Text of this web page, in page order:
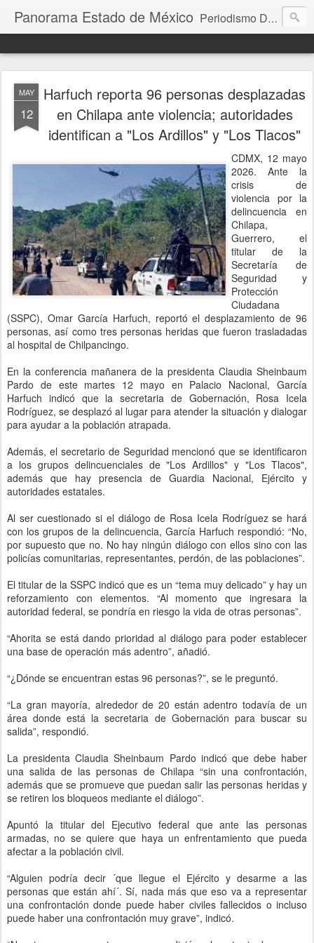
Panorama Estado de México Periodismo Digital
MAY
12
Harfuch reporta 96 personas desplazadas
en Chilapa ante violencia; autoridades
identifican a "Los Ardillos" y "Los Tlacos"
CDMX, 12 mayo
2026. Ante la
crisis de
violencia por la
delincuencia en
Chilapa,
Guerrero, el
titular de la
Secretaría de
Seguridad y
Protección
Ciudadana
(SSPC), Omar García Harfuch, reportó el desplazamiento de 96
personas, así como tres personas heridas que fueron trasladadas
al hospital de Chilpancingo.
En la conferencia mañanera de la presidenta Claudia Sheinbaum
Pardo de este martes 12 mayo en Palacio Nacional, García
Harfuch indicó que la secretaria de Gobernación, Rosa Icela
Rodríguez, se desplazó al lugar para atender la situación y dialogar
para ayudar a la población atrapada.
Además, el secretario de Seguridad mencionó que se identificaron
a los grupos delincuenciales de "Los Ardillos" y "Los Tlacos",
además que hay presencia de Guardia Nacional, Ejército y
autoridades estatales.
Al ser cuestionado si el diálogo de Rosa Icela Rodríguez se hará
con los grupos de la delincuencia, García Harfuch respondió: “No,
por supuesto que no. No hay ningún diálogo con ellos sino con las
policías comunitarias, representantes, perdón, de las poblaciones”.
El titular de la SSPC indicó que es un “tema muy delicado” y hay un
reforzamiento con elementos. “Al momento que ingresara la
autoridad federal, se pondría en riesgo la vida de otras personas”.
“Ahorita se está dando prioridad al diálogo para poder establecer
una base de operación más adentro”, añadió.
“¿Dónde se encuentran estas 96 personas?”, se le preguntó.
“La gran mayoría, alrededor de 20 están adentro todavía de un
área donde está la secretaria de Gobernación para buscar su
salida”, respondió.
La presidenta Claudia Sheinbaum Pardo indicó que debe haber
una salida de las personas de Chilapa “sin una confrontación,
además que se promueve que puedan salir las personas heridas y
se retiren los bloqueos mediante el diálogo”.
Apuntó la titular del Ejecutivo federal que ante las personas
armadas, no se quiere que haya un enfrentamiento que pueda
afectar a la población civil.
“Alguien podría decir ´que llegue el Ejército y desarme a las
personas que están ahí´. Sí, nada más que eso va a representar
una confrontación donde puede haber civiles fallecidos o incluso
puede haber una confrontación muy grave”, indicó.